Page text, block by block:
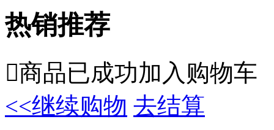
热销推荐
商品已成功加入购物车
<<继续购物 去结算